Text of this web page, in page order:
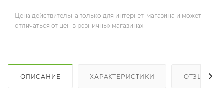
Цена действительна только для интернет-магазина и может
отличаться от цен в розничных магазинах
ОПИСАНИЕ ХАРАКТЕРИСТИКИ ОТЗЫВЫ